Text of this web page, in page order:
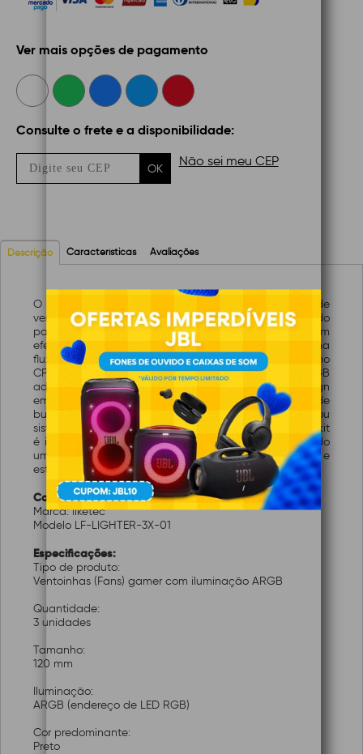
Ver mais opções de pagamento
Consulte o frete e a disponibilidade:
OK Não sei meu CEP
Descrição Características Avaliações
O kit 3x Fan Liketec Lighter 120 mm é um conjunto de
ventoinhas gamer com iluminação ARGB desenvolvido
para melhorar a ventilação interna do gabinete com
efeito visual dinâmico. Cada fan de 120 mm proporciona
fluxo de ar eficiente para resfriar componentes como
CPU, GPU e placa-mãe, enquanto a iluminação ARGB
adiciona iluminação personalizável ao setup. O design
em preto permite integração com diferentes estilos de
builds, e o conjunto é compatível com controladoras ou
sistemas de iluminação ARGB das placas-mãe. Esse kit
é indicado para quem está montando ou atualizando
um PC gamer em busca de melhor circulação de ar e
estética com luzes customizáveis.
Características:
Marca: liketec
Modelo LF-LIGHTER-3X-01
Especificações:
Tipo de produto:
Ventoinhas (Fans) gamer com iluminação ARGB
Quantidade:
3 unidades
Tamanho:
120 mm
Iluminação:
ARGB (endereço de LED RGB)
Cor predominante:
Preto